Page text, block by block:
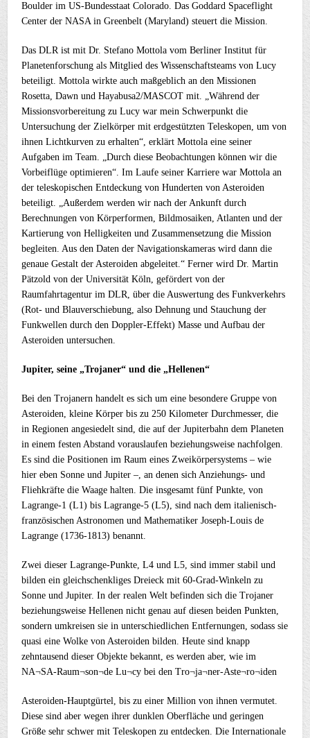
Boulder im US-Bundesstaat Colorado. Das Goddard Spaceflight
Center der NASA in Greenbelt (Maryland) steuert die Mission.
Das DLR ist mit Dr. Stefano Mottola vom Berliner Institut für
Planetenforschung als Mitglied des Wissenschaftsteams von Lucy
beteiligt. Mottola wirkte auch maßgeblich an den Missionen
Rosetta, Dawn und Hayabusa2/MASCOT mit. „Während der
Missionsvorbereitung zu Lucy war mein Schwerpunkt die
Untersuchung der Zielkörper mit erdgestützten Teleskopen, um von
ihnen Lichtkurven zu erhalten“, erklärt Mottola eine seiner
Aufgaben im Team. „Durch diese Beobachtungen können wir die
Vorbeiflüge optimieren“. Im Laufe seiner Karriere war Mottola an
der teleskopischen Entdeckung von Hunderten von Asteroiden
beteiligt. „Außerdem werden wir nach der Ankunft durch
Berechnungen von Körperformen, Bildmosaiken, Atlanten und der
Kartierung von Helligkeiten und Zusammensetzung die Mission
begleiten. Aus den Daten der Navigationskameras wird dann die
genaue Gestalt der Asteroiden abgeleitet.“ Ferner wird Dr. Martin
Pätzold von der Universität Köln, gefördert von der
Raumfahrtagentur im DLR, über die Auswertung des Funkverkehrs
(Rot- und Blauverschiebung, also Dehnung und Stauchung der
Funkwellen durch den Doppler-Effekt) Masse und Aufbau der
Asteroiden untersuchen.
Jupiter, seine „Trojaner“ und die „Hellenen“
Bei den Trojanern handelt es sich um eine besondere Gruppe von
Asteroiden, kleine Körper bis zu 250 Kilometer Durchmesser, die
in Regionen angesiedelt sind, die auf der Jupiterbahn dem Planeten
in einem festen Abstand vorauslaufen beziehungsweise nachfolgen.
Es sind die Positionen im Raum eines Zweikörpersystems – wie
hier eben Sonne und Jupiter –, an denen sich Anziehungs- und
Fliehkräfte die Waage halten. Die insgesamt fünf Punkte, von
Lagrange-1 (L1) bis Lagrange-5 (L5), sind nach dem italienisch-
französischen Astronomen und Mathematiker Joseph-Louis de
Lagrange (1736-1813) benannt.
Zwei dieser Lagrange-Punkte, L4 und L5, sind immer stabil und
bilden ein gleichschenkliges Dreieck mit 60-Grad-Winkeln zu
Sonne und Jupiter. In der realen Welt befinden sich die Trojaner
beziehungsweise Hellenen nicht genau auf diesen beiden Punkten,
sondern umkreisen sie in unterschiedlichen Entfernungen, sodass sie
quasi eine Wolke von Asteroiden bilden. Heute sind knapp
zehntausend dieser Objekte bekannt, es werden aber, wie im
NA¬SA-Raum¬son¬de Lu¬cy bei den Tro¬ja¬ner-Aste¬ro¬iden
Asteroiden-Hauptgürtel, bis zu einer Million von ihnen vermutet.
Diese sind aber wegen ihrer dunklen Oberfläche und geringen
Größe sehr schwer mit Teleskopen zu entdecken. Die Internationale